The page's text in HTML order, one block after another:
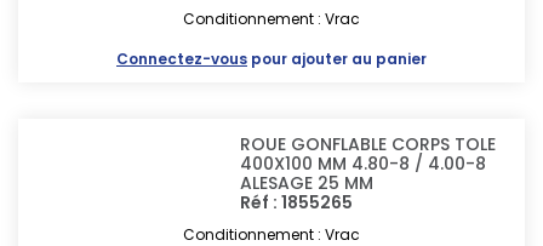
Conditionnement : Vrac
Connectez-vous pour ajouter au panier
ROUE GONFLABLE CORPS TOLE
400X100 MM 4.80-8 / 4.00-8
ALESAGE 25 MM
Réf : 1855265
Conditionnement : Vrac